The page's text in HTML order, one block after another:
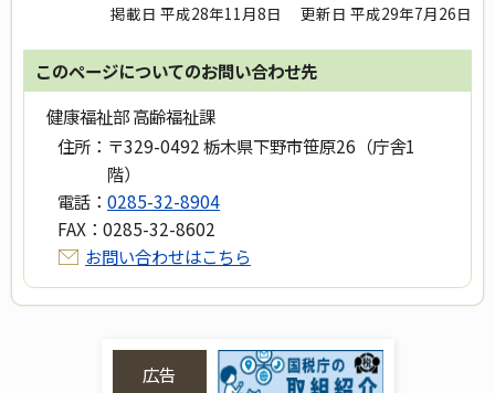
掲載日 平成28年11月8日 更新日 平成29年7月26日
このページについてのお問い合わせ先
健康福祉部 高齢福祉課
住所： 〒329-0492 栃木県下野市笹原26（庁舎1
階）
電話： 0285-32-8904
FAX： 0285-32-8602
お問い合わせはこちら
広告